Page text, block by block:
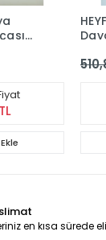
en kısa sürede